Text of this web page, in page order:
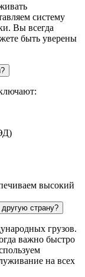
систему
Вы всегда
быть уверены
высокий
другую страну?
грузов.
важно быстро
на всех